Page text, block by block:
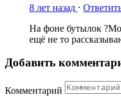
8 лет назад ⋅
На фоне бутылок
ещё не то
Добавить
Комментарий